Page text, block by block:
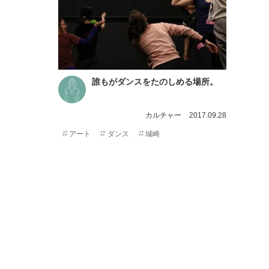
誰もがダンスをたのしめる場所。
カルチャー 2017.09.28
アート ダンス 城崎